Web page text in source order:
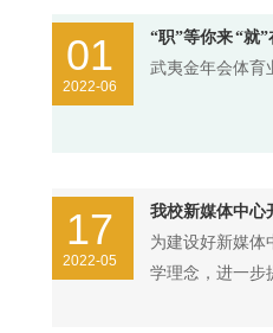
01
2022-06
“职”等你来 “就
武夷金年会体育
17
2022-05
我校新媒体中心
为建设好新媒体
学理念，进一步